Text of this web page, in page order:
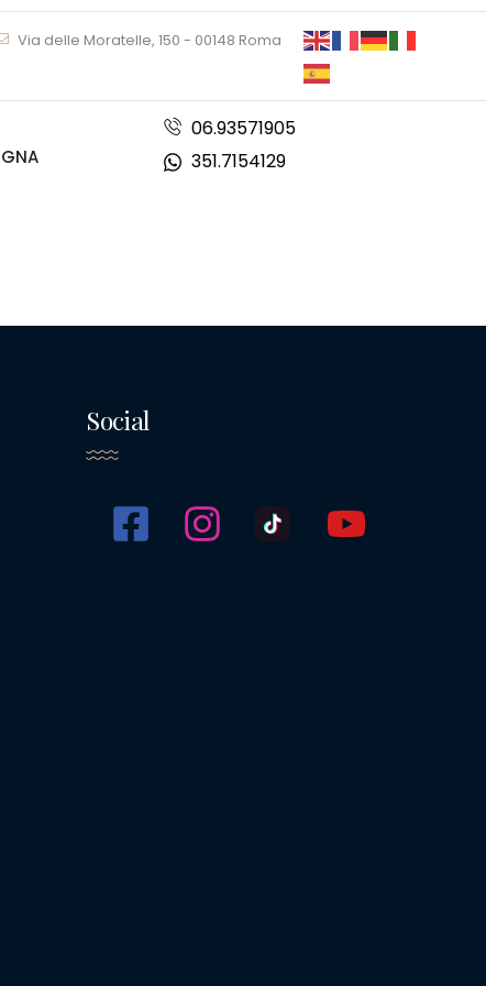
Via delle Moratelle, 150 - 00148 Roma
06.93571905
351.7154129
Social